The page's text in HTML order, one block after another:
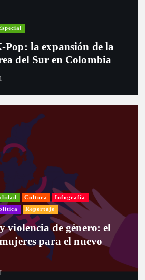
Pop: la expansión de la
del Sur en Colombia
Cultura Infografía
Reportaje
violencia de género: el
para el nuevo